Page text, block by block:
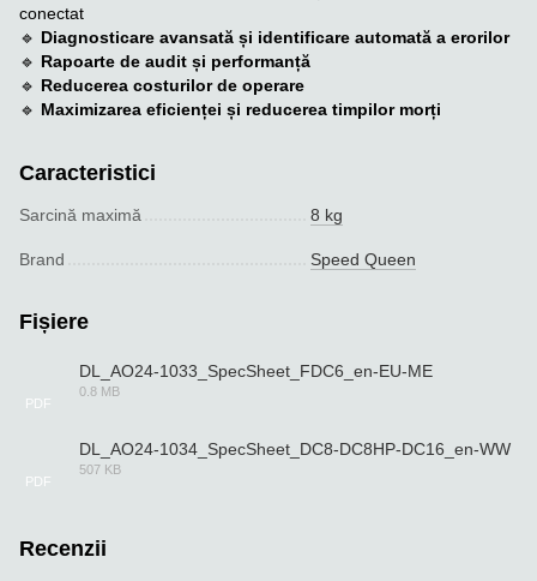
conectat
🔹 Diagnosticare avansată și identificare automată a erorilor
🔹 Rapoarte de audit și performanță
🔹 Reducerea costurilor de operare
🔹 Maximizarea eficienței și reducerea timpilor morți
Caracteristici
Sarcină maximă 8 kg
Brand Speed Queen
Fișiere
PDF
DL_AO24-1033_SpecSheet_FDC6_en-EU-ME
0.8 MB
PDF
DL_AO24-1034_SpecSheet_DC8-DC8HP-DC16_en-WW
507 KB
Recenzii